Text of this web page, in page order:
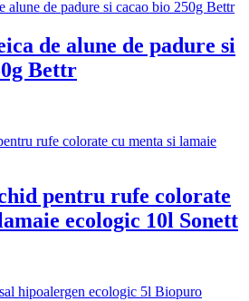
de alune de padure si
Bettr
pentru rufe colorate
ecologic 10l Sonett